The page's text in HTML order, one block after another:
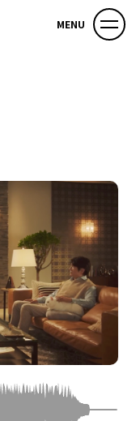
MENU